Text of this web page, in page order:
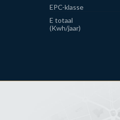
EPC-klasse
E totaal
(Kwh/jaar)